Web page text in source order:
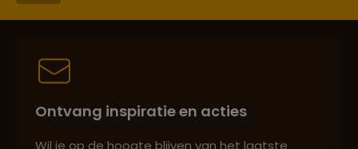
Persoonlijk en deskundig reisadvies
Ontvang inspiratie en acties
Wil je op de hoogte blijven van het laatste